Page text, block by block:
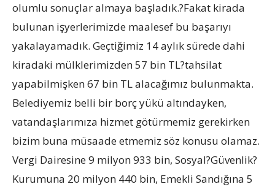
olumlu sonuçlar almaya başladık.?Fakat kirada
bulunan işyerlerimizde maalesef bu başarıyı
yakalayamadık. Geçtiğimiz 14 aylık sürede dahi
kiradaki mülklerimizden 57 bin TL?tahsilat
yapabilmişken 67 bin TL alacağımız bulunmakta.
Belediyemiz belli bir borç yükü altındayken,
vatandaşlarımıza hizmet götürmemiz gerekirken
bizim buna müsaade etmemiz söz konusu olamaz.
Vergi Dairesine 9 milyon 933 bin, Sosyal?Güvenlik?
Kurumuna 20 milyon 440 bin, Emekli Sandığına 5